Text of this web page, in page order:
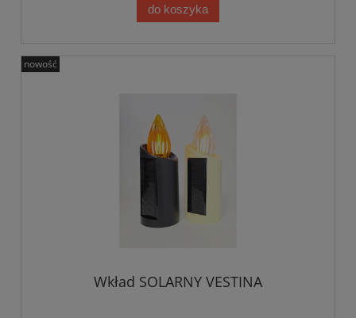
do koszyka
Wkład SOLARNY VESTINA
nowość